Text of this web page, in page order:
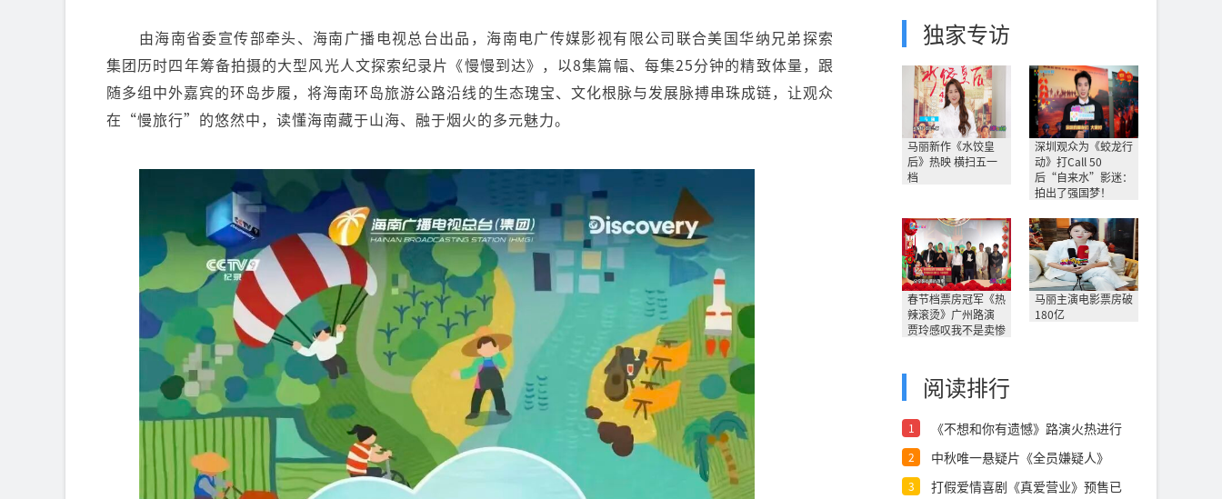
由海南省委宣传部牵头、海南广播电视总台出品，海南电广传媒影视有限公司联合美国华纳兄弟探索
集团历时四年筹备拍摄的大型风光人文探索纪录片《慢慢到达》，以8集篇幅、每集25分钟的精致体量，跟
随多组中外嘉宾的环岛步履，将海南环岛旅游公路沿线的生态瑰宝、文化根脉与发展脉搏串珠成链，让观众
在“慢旅行”的悠然中，读懂海南藏于山海、融于烟火的多元魅力。
独家专访
马丽新作《水饺皇
后》热映 横扫五一
档
深圳观众为《蛟龙行
动》打Call 50
后“自来水”影迷：
拍出了强国梦！
春节档票房冠军《热
辣滚烫》广州路演
贾玲感叹我不是卖惨
马丽主演电影票房破
180亿
阅读排行
1
《不想和你有遗憾》路演火热进行
2
中秋唯一悬疑片《全员嫌疑人》
3
打假爱情喜剧《真爱营业》预售已